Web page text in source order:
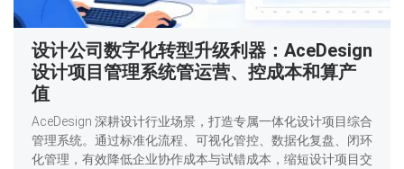
设计公司数字化转型升级利器：AceDesign
设计项目管理系统管运营、控成本和算产
值
AceDesign 深耕设计行业场景，打造专属一体化设计项目综合
管理系统。通过标准化流程、可视化管控、数据化复盘、闭环
化管理，有效降低企业协作成本与试错成本，缩短设计项目交